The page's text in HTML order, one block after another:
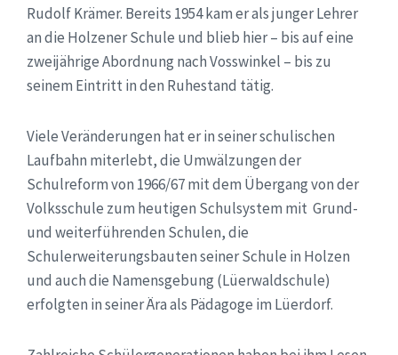
Rudolf Krämer. Bereits 1954 kam er als junger Lehrer
an die Holzener Schule und blieb hier – bis auf eine
zweijährige Abordnung nach Vosswinkel – bis zu
seinem Eintritt in den Ruhestand tätig.
Viele Veränderungen hat er in seiner schulischen
Laufbahn miterlebt, die Umwälzungen der
Schulreform von 1966/67 mit dem Übergang von der
Volksschule zum heutigen Schulsystem mit Grund-
und weiterführenden Schulen, die
Schulerweiterungsbauten seiner Schule in Holzen
und auch die Namensgebung (Lüerwaldschule)
erfolgten in seiner Ära als Pädagoge im Lüerdorf.